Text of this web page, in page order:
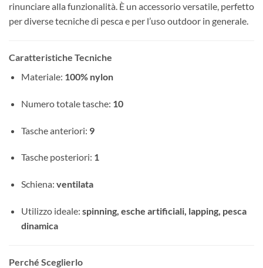
rinunciare alla funzionalità. È un accessorio versatile, perfetto
per diverse tecniche di pesca e per l’uso outdoor in generale.
Caratteristiche Tecniche
Materiale: 100% nylon
Numero totale tasche: 10
Tasche anteriori: 9
Tasche posteriori: 1
Schiena: ventilata
Utilizzo ideale: spinning, esche artificiali, lapping, pesca
dinamica
Perché Sceglierlo